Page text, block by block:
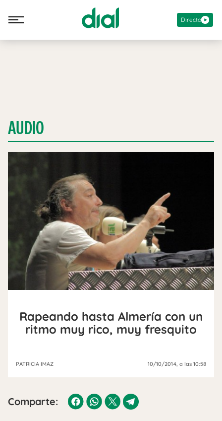
Directo
AUDIO
Rapeando hasta Almería con un
ritmo muy rico, muy fresquito
PATRICIA IMAZ 10/10/2014 , a las 10:58
Comparte: